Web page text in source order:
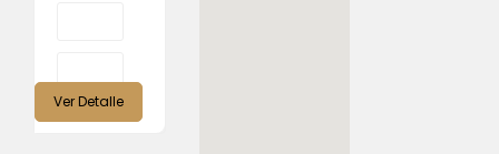
Ver Detalle